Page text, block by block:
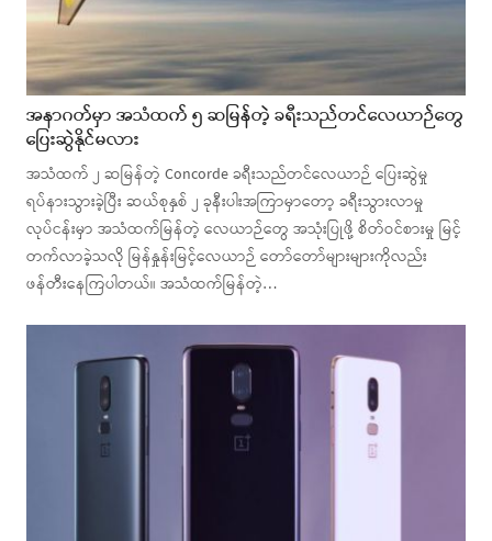
အနာဂတ်မှာ အသံထက် ၅ ဆမြန်တဲ့ ခရီးသည်တင်လေယာဉ်တွေ
ပြေးဆွဲနိုင်မလား
အသံထက် ၂ ဆမြန်တဲ့ Concorde ခရီးသည်တင်လေယာဉ် ပြေးဆွဲမှု
ရပ်နားသွားခဲ့ပြီး ဆယ်စုနှစ် ၂ ခုနီးပါးအကြာမှာတော့ ခရီးသွားလာမှု
လုပ်ငန်းမှာ အသံထက်မြန်တဲ့ လေယာဉ်တွေ အသုံးပြုဖို့ စိတ်ဝင်စားမှု မြင့်
တက်လာခဲ့သလို မြန်နှုန်းမြင့်လေယာဉ် တော်တော်များများကိုလည်း
ဖန်တီးနေကြပါတယ်။ အသံထက်မြန်တဲ့…